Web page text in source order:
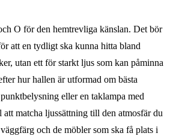
O för den hemtrevliga känslan. Det bör
att en tydligt ska kunna hitta bland
utan ett för starkt ljus som kan påminna
hur hallen är utformad om bästa
eller en taklampa med
matcha ljussättning till den atmosfär du
och de möbler som ska få plats i